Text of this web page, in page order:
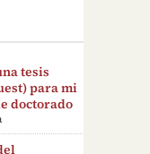
tesis
para mi
doctorado